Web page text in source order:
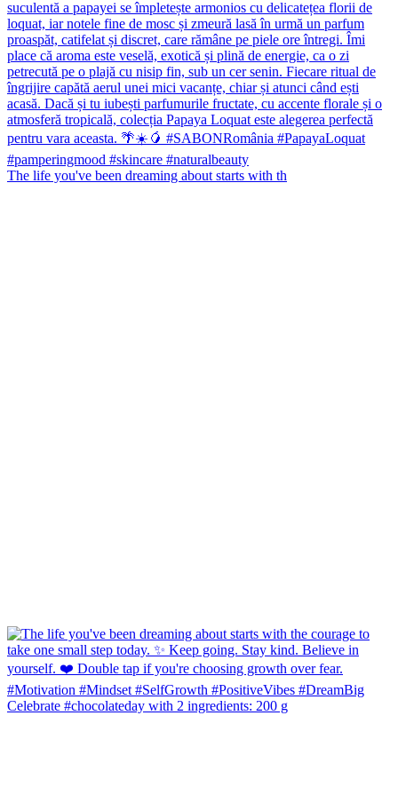
The life you've been dreaming about starts with th
Celebrate #chocolateday with 2 ingredients: 200 g